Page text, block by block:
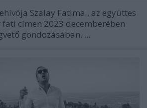
Szalay Fatima , az együttes
fati címen 2023 decemberében
gondozásában. ...